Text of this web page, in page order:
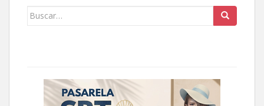
Buscar: